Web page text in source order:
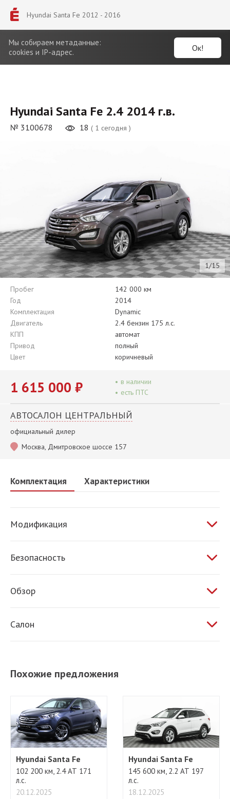
Hyundai Santa Fe 2012 - 2016
Мы собираем метаданные:
cookies и IP-адрес.
Ок!
Hyundai Santa Fe 2.4 2014 г.в.
№ 3100678 18 ( 1 сегодня )
1/15
Пробег
142 000 км
Год
2014
Комплектация
Dynamic
Двигатель
2.4 бензин 175 л.с.
КПП
автомат
Привод
полный
Цвет
коричневый
1 615 000 ₽ • в наличии
• есть ПТС
АВТОСАЛОН ЦЕНТРАЛЬНЫЙ
официальный дилер
Москва, Дмитровское шоссе 157
Комплектация Характеристики
Модификация
Безопасность
Обзор
Салон
Бортовой компьютер
Регулировка руля
Похожие предложения
Hyundai Santa Fe
102 200 км, 2.4 АТ 171
л.с.
20.12.2025
Hyundai Santa Fe
145 600 км, 2.2 АТ 197
л.с.
18.12.2025